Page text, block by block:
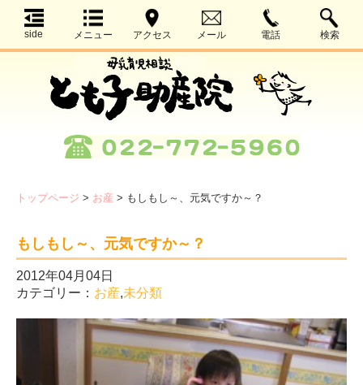
side メニュー アクセス メール 電話 検索
トップページ > お産 > もしもし～、元気ですか～？
もしもし～、元気ですか～？
2012年04月04日
カテゴリー： お産,未分類